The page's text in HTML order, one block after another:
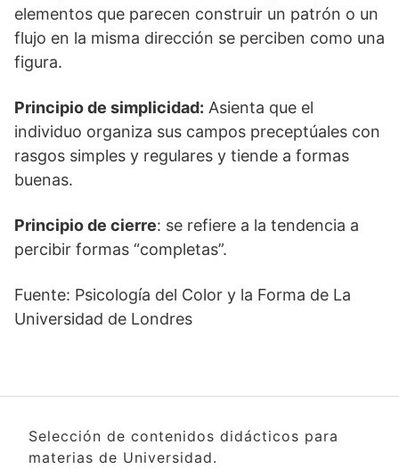
elementos que parecen construir un patrón o un
flujo en la misma dirección se perciben como una
figura.
Principio de simplicidad: Asienta que el
individuo organiza sus campos preceptúales con
rasgos simples y regulares y tiende a formas
buenas.
Principio de cierre: se refiere a la tendencia a
percibir formas “completas”.
Fuente: Psicología del Color y la Forma de La
Universidad de Londres
Selección de contenidos didácticos para
materias de Universidad.